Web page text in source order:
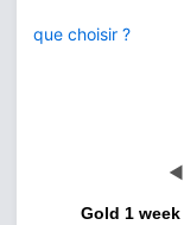
que choisir ?
◀
Gold 1 week